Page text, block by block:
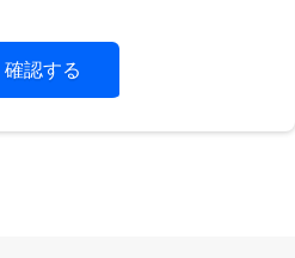
確認する